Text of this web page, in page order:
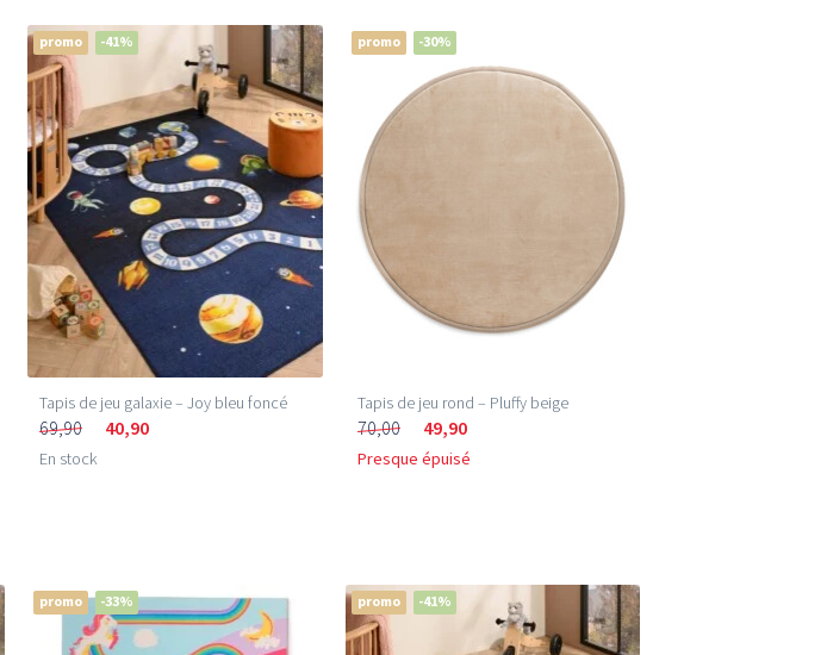
promo -41%
Tapis de jeu galaxie – Joy bleu foncé
69,90 40,90
En stock
promo -30%
Tapis de jeu rond – Pluffy beige
70,00 49,90
Presque épuisé
promo -33% promo -41%